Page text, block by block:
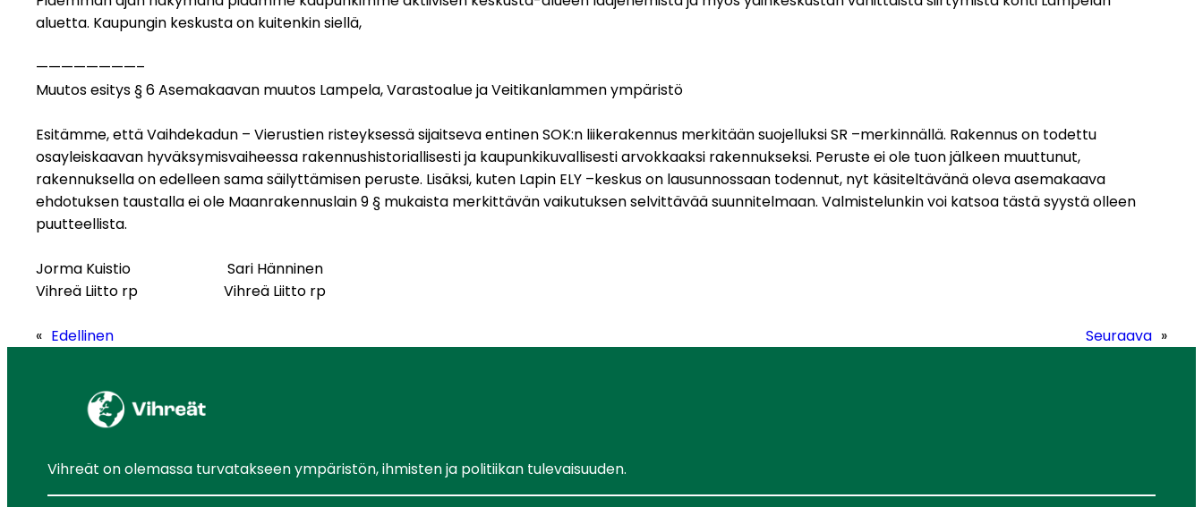
aluetta. Kaupungin keskusta on kuitenkin siellä,
————————–
Muutos esitys § 6 Asemakaavan muutos Lampela, Varastoalue ja Veitikanlammen ympäristö
Esitämme, että Vaihdekadun – Vierustien risteyksessä sijaitseva entinen SOK:n liikerakennus merkitään suojelluksi SR –merkinnällä. Rakennus on todettu
osayleiskaavan hyväksymisvaiheessa rakennushistoriallisesti ja kaupunkikuvallisesti arvokkaaksi rakennukseksi. Peruste ei ole tuon jälkeen muuttunut,
rakennuksella on edelleen sama säilyttämisen peruste. Lisäksi, kuten Lapin ELY –keskus on lausunnossaan todennut, nyt käsiteltävänä oleva asemakaava
ehdotuksen taustalla ei ole Maanrakennuslain 9 § mukaista merkittävän vaikutuksen selvittävää suunnitelmaan. Valmistelunkin voi katsoa tästä syystä olleen
puutteellista.
Jorma Kuistio Sari Hänninen
Vihreä Liitto rp Vihreä Liitto rp
« Edellinen Seuraava »
Vihreät on olemassa turvatakseen ympäristön, ihmisten ja politiikan tulevaisuuden.